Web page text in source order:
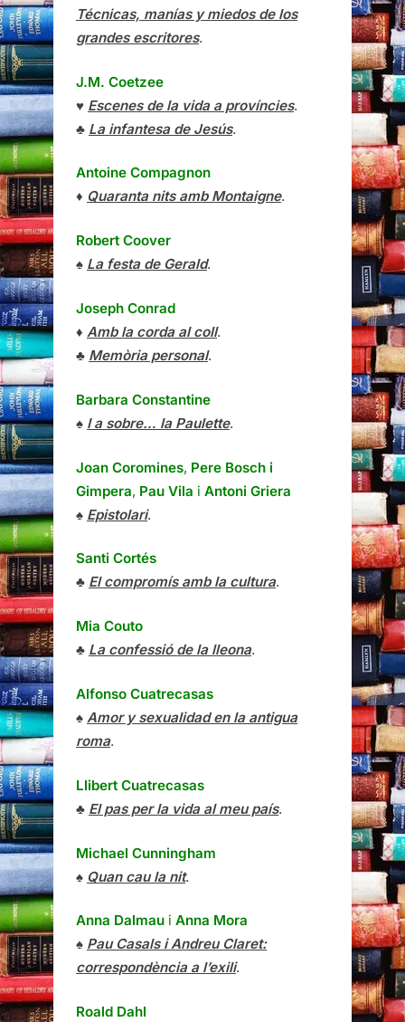
Técnicas, manías y miedos de los
grandes escritores.
J.M. Coetzee
♥ Escenes de la vida a províncies.
♣ La infantesa de Jesús.
Antoine Compagnon
♦ Quaranta nits amb Montaigne.
Robert Coover
♠ La festa de Gerald.
Joseph Conrad
♦ Amb la corda al coll.
♣ Memòria personal.
Barbara Constantine
♠ I a sobre… la Paulette.
Joan Coromines, Pere Bosch i
Gimpera, Pau Vila i Antoni Griera
♠ Epistolari.
Santi Cortés
♣ El compromís amb la cultura.
Mia Couto
♣ La confessió de la lleona.
Alfonso Cuatrecasas
♠ Amor y sexualidad en la antigua
roma.
Llibert Cuatrecasas
♣ El pas per la vida al meu país.
Michael Cunningham
♠ Quan cau la nit.
Anna Dalmau i Anna Mora
♠ Pau Casals i Andreu Claret:
correspondència a l’exili.
Roald Dahl